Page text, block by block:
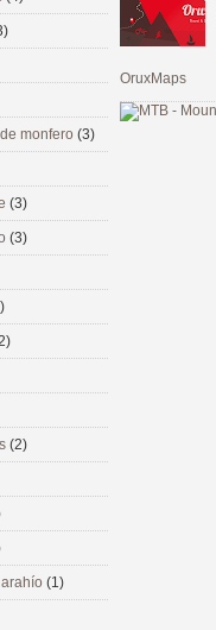
OruxMaps
monfero (3)
(3)
(3)
(2)
(1)